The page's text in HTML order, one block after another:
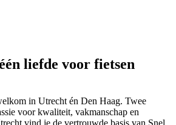
liefde voor fietsen
in Utrecht én Den Haag. Twee
voor kwaliteit, vakmanschap en
vind je de vertrouwde basis van Snel